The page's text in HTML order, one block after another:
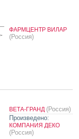
ФАРМЦЕНТР ВИЛАР
(Россия)
ВЕТА-ГРАНД (Россия)
Произведено:
КОМПАНИЯ ДЕКО
(Россия)